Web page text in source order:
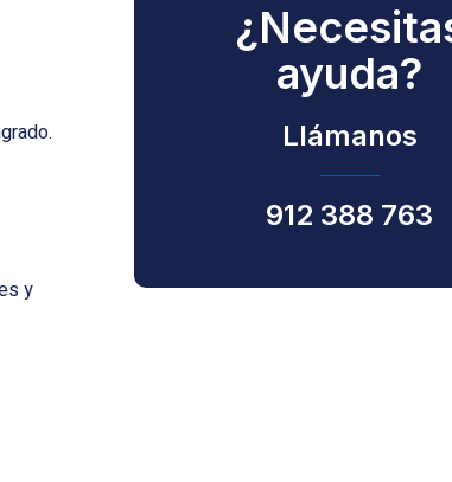
y
ayuda?
Llámanos
912 388 763